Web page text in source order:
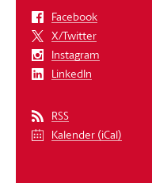
Facebook
X/Twitter
Instagram
LinkedIn
RSS
Kalender (iCal)